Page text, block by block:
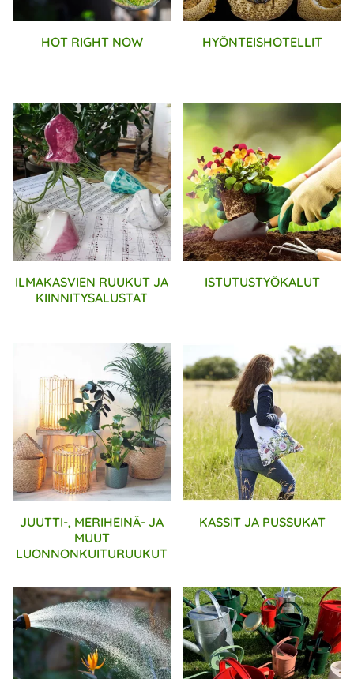
HOT RIGHT NOW HYÖNTEISHOTELLIT
ILMAKASVIEN RUUKUT JA
KIINNITYSALUSTAT
ISTUTUSTYÖKALUT
JUUTTI-, MERIHEINÄ- JA
MUUT
LUONNONKUITURUUKUT
KASSIT JA PUSSUKAT